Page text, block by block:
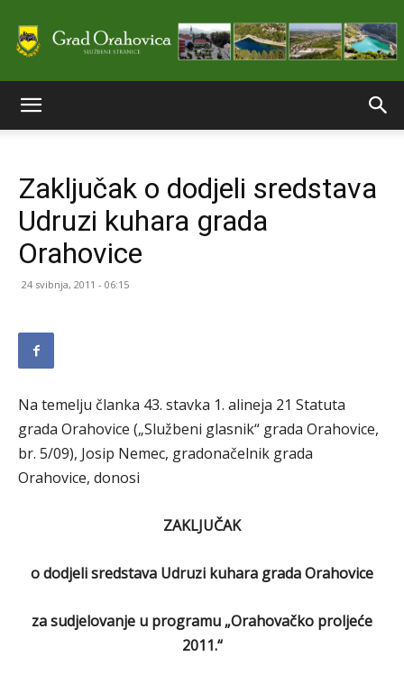
stranice
Zaključak o dodjeli sredstava
Udruzi kuhara grada
Orahovice
24 svibnja, 2011 - 06:15
Na temelju članka 43. stavka 1. alineja 21 Statuta
grada Orahovice („Službeni glasnik“ grada Orahovice,
br. 5/09), Josip Nemec, gradonačelnik grada
Orahovice, donosi
ZAKLJUČAK
o dodjeli sredstava Udruzi kuhara grada Orahovice
za sudjelovanje u programu „Orahovačko proljeće
2011.“